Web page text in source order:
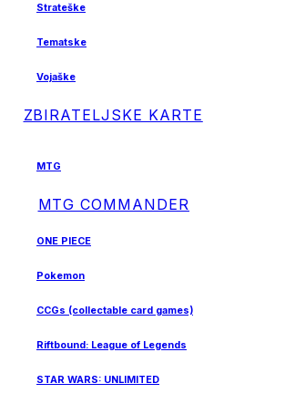
Strateške
Tematske
Vojaške
ZBIRATELJSKE KARTE
MTG
MTG COMMANDER
ONE PIECE
Pokemon
CCGs (collectable card games)
Riftbound: League of Legends
STAR WARS: UNLIMITED